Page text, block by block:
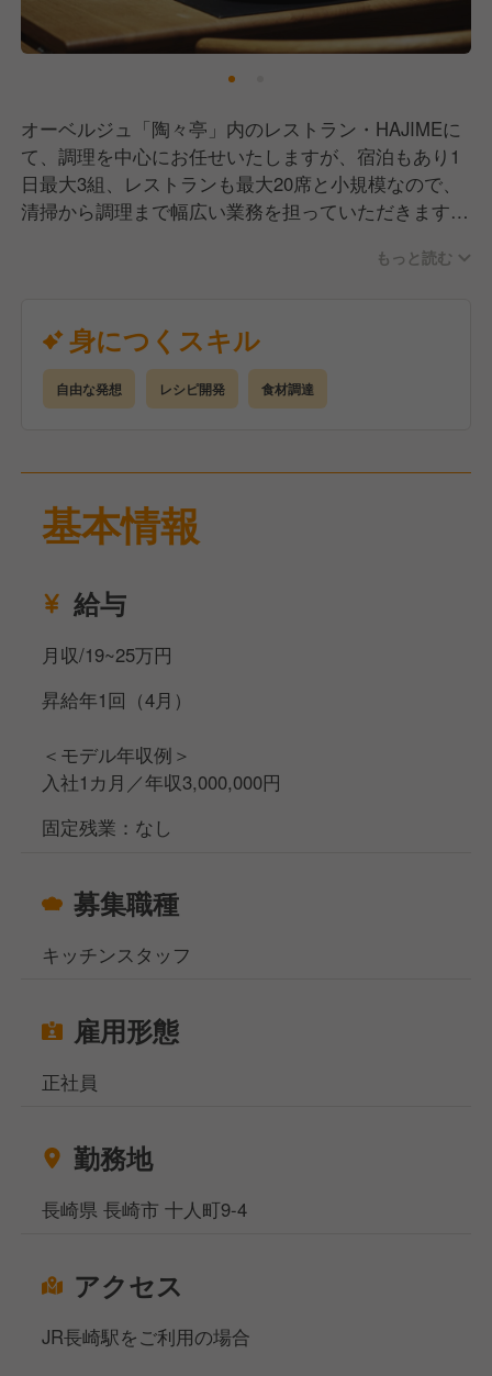
オーベルジュ「陶々亭」内のレストラン・HAJIMEに
て、調理を中心にお任せいたしますが、宿泊もあり1
日最大3組、レストランも最大20席と小規模なので、
清掃から調理まで幅広い業務を担っていただきます。
ため指示を待つのではなく、自発的に動いていただく
じられます。
もっと読む
身につくスキル
自由な発想 レシピ開発 食材調達
基本情報
給与
月収/19~25万円
昇給年1回（4月）
＜モデル年収例＞
入社1カ月／年収3,000,000円
固定残業：なし
募集職種
キッチンスタッフ
雇用形態
正社員
勤務地
長崎県 長崎市 十人町9-4
アクセス
JR長崎駅をご利用の場合